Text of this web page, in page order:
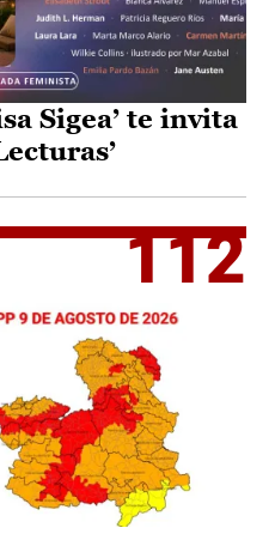
Sigea’ te invita
112